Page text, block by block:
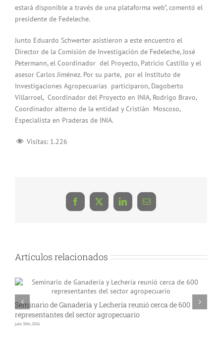
estará disponible a través de una plataforma web”, comentó el
presidente de Fedeleche.
Junto Eduardo Schwerter asistieron a este encuentro el
Director de la Comisión de Investigación de Fedeleche, José
Petermann, el Coordinador del Proyecto, Patricio Castillo y el
asesor Carlos Jiménez. Por su parte, por el Instituto de
Investigaciones Agropecuarias participaron, Dagoberto
Villarroel, Coordinador del Proyecto en INIA, Rodrigo Bravo,
Coordinador alterno de la entidad y Cristián Moscoso,
Especialista en Praderas de INIA.
Visitas: 1.226
Facebook
X LinkedInCorreo
electrónico
Artículos relacionados
Seminario de Ganadería y Lechería reunió cerca de 600
representantes del sector agropecuario
julio 30th, 2026